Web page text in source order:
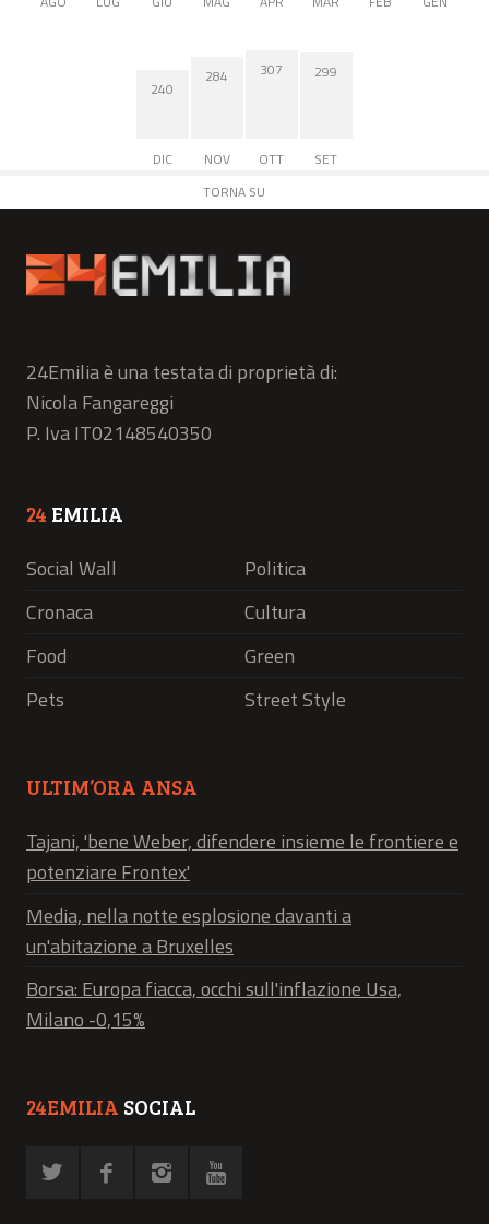
240
DIC
284
NOV
307
OTT
299
SET
TORNA SU
24Emilia è una testata di proprietà di:
Nicola Fangareggi
P. Iva IT02148540350
24 EMILIA
Social Wall
Politica
Cronaca
Cultura
Food
Green
Pets
Street Style
ULTIM’ORA ANSA
Tajani, 'bene Weber, difendere insieme le frontiere e
potenziare Frontex'
Media, nella notte esplosione davanti a
un'abitazione a Bruxelles
Borsa: Europa fiacca, occhi sull'inflazione Usa,
Milano -0,15%
24EMILIA SOCIAL